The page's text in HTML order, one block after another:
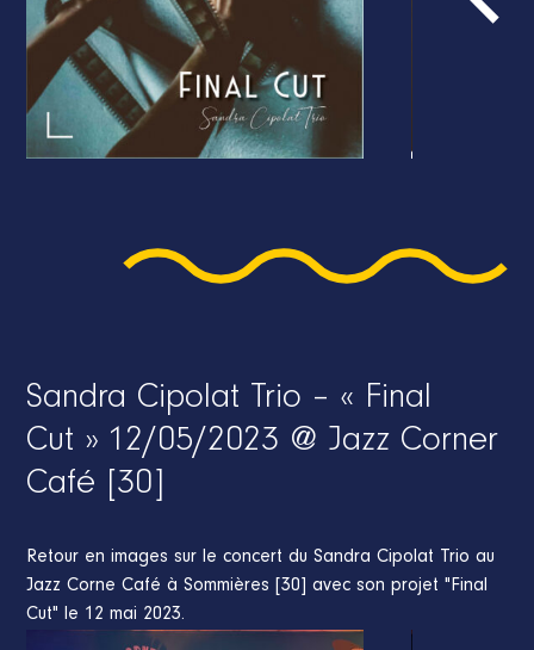
Sandra Cipolat Trio – « Final
Cut » 12/05/2023 @ Jazz Corner
Café [30]
Retour en images sur le concert du Sandra Cipolat Trio au
Jazz Corne Café à Sommières [30] avec son projet "Final
Cut" le 12 mai 2023.